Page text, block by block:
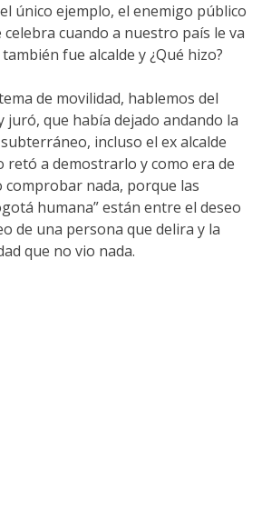
único ejemplo, el enemigo público
celebra cuando a nuestro país le va
fue alcalde y ¿Qué hizo?
de movilidad, hablemos del
que había dejado andando la
incluso el ex alcalde
retó a demostrarlo y como era de
nada, porque las
humana” están entre el deseo
de una persona que delira y la
que no vio nada.